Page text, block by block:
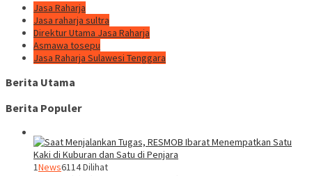
Jasa Raharja
Jasa raharja sultra
Direktur Utama Jasa Raharja
Asmawa tosepu
Jasa Raharja Sulawesi Tenggara
Berita Utama
Berita Populer
1News6114 Dilihat